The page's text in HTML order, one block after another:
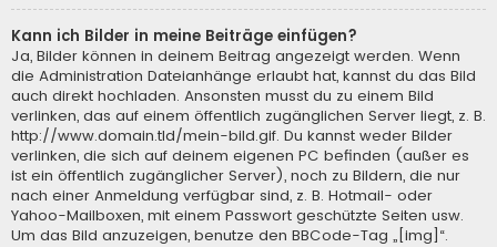
Kann ich Bilder in meine Beiträge einfügen?
Ja, Bilder können in deinem Beitrag angezeigt werden. Wenn
die Administration Dateianhänge erlaubt hat, kannst du das Bild
auch direkt hochladen. Ansonsten musst du zu einem Bild
verlinken, das auf einem öffentlich zugänglichen Server liegt, z. B.
http://www.domain.tld/mein-bild.gif. Du kannst weder Bilder
verlinken, die sich auf deinem eigenen PC befinden (außer es
ist ein öffentlich zugänglicher Server), noch zu Bildern, die nur
nach einer Anmeldung verfügbar sind, z. B. Hotmail- oder
Yahoo-Mailboxen, mit einem Passwort geschützte Seiten usw.
Um das Bild anzuzeigen, benutze den BBCode-Tag „[img]“.